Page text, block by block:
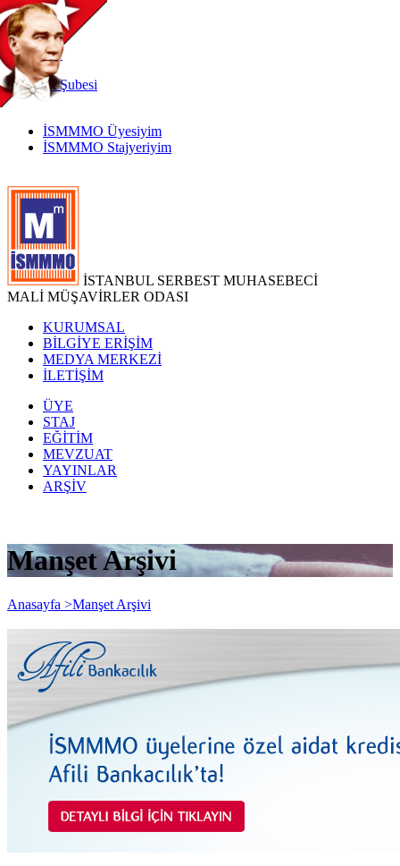
TR
|
EN
İnternetŞubesi
İSMMMO Üyesiyim
İSMMMO Stajyeriyim
İSTANBUL SERBEST MUHASEBECİ
MALİ MÜŞAVİRLER ODASI
KURUMSAL
BİLGİYE ERİŞİM
MEDYA MERKEZİ
İLETİŞİM
ÜYE
STAJ
EĞİTİM
MEVZUAT
YAYINLAR
ARŞİV
Manşet Arşivi
Anasayfa >Manşet Arşivi
Denizbank'tan Aidat Kredisi
Yayın Tarihi: 20 Kasım 2019